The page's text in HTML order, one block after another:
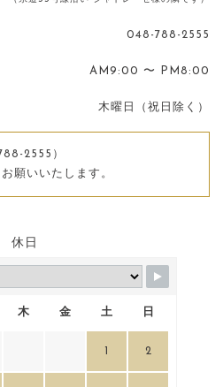
048-788-2555
AM9:00 〜 PM8:00
木曜日（祝日除く）
2555）
願いいたします。
休日
木 金 土 日
1 2